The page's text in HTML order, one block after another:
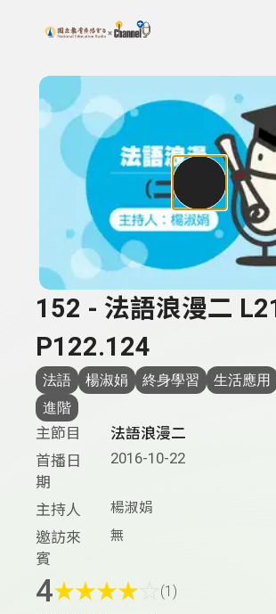
上方功能區塊
搜尋關鍵字：可輸入節目名稱、主持人
152 - 法語浪漫二
P122.124
法語 楊淑娟 終身學習 生活應用
進階
主節目
法語浪漫二
首播日
期
2016-10-22
主持人 楊淑娟
邀訪來
賓
無
4★★★★ (1)